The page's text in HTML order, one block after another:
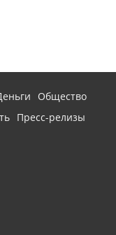
Общество
Пресс-релизы